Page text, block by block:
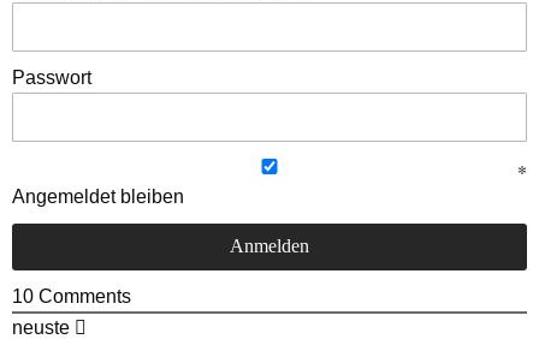
Passwort
Angemeldet bleiben
10 Comments
neuste